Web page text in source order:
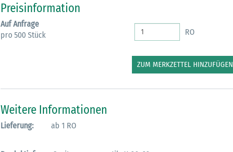
Preisinformation
Auf Anfrage
pro 500 Stück
RO
ZUM MERKZETTEL HINZUFÜGEN
Weitere Informationen
Lieferung: ab 1 RO